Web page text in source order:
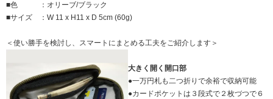
■色 ：オリーブ/ブラック
■サイズ ：W 11 x H11 x D 5cm (60g)
＜使い勝手を検討し、スマートにまとめる工夫をご紹介します＞
大きく開く開口部
●一万円札も二つ折りで余裕で収納可能
●カードポケットは３段式で２枚づつで６